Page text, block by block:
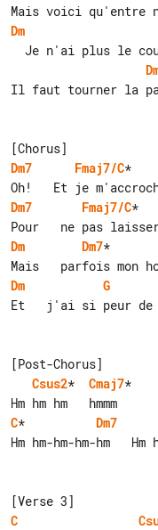
Dm
Il faut tourner la
Dm7
Fmaj7/C
Dm7
Fmaj7/C
Dm
Dm7
Dm
G
Et   j'ai si peur de
Csus2* Cmaj7*
C* Dm7
Hm hm-hm-hm-hm   Hm
C